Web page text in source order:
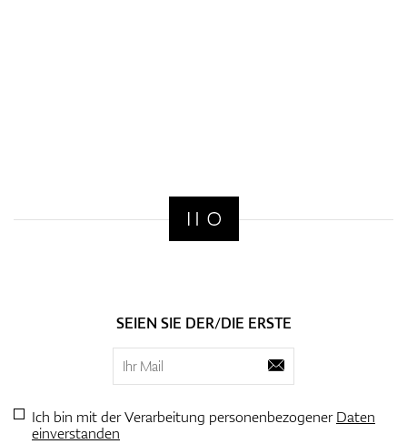
SEIEN SIE DER/DIE ERSTE
Ich bin mit der Verarbeitung personenbezogenerDaten
einverstanden